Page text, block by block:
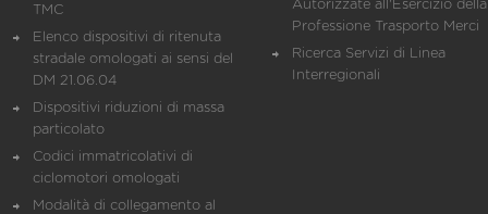
TMC
Elenco dispositivi di ritenuta
stradale omologati ai sensi del
DM 21.06.04
Dispositivi riduzioni di massa
particolato
Codici immatricolativi di
ciclomotori omologati
Modalità di collegamento al
Autorizzate all'Esercizio della
Professione Trasporto Merci
Ricerca Servizi di Linea
Interregionali